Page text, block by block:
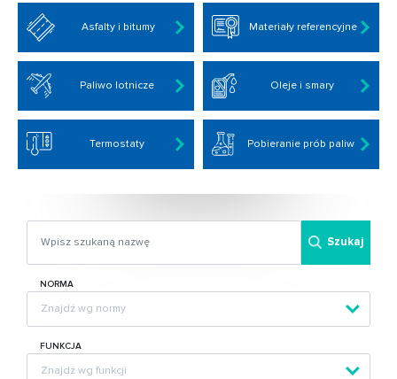
Asfalty i bitumy Materiały referencyjne
Paliwo lotnicze Oleje i smary
Termostaty Pobieranie prób paliw
Szukaj
NORMA
FUNKCJA